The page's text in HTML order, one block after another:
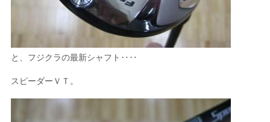
と、フジクラの最新シャフト‥‥
スピーダーＶＴ。